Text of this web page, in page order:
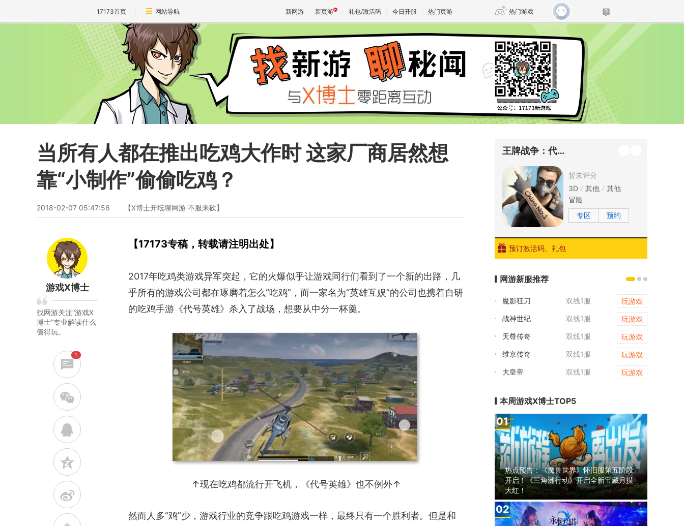
17173首页 网站导航 新网游 新页游 礼包/激活码 今日开服 热门页游 热门游戏
魔兽 DNF 传奇4
剑网3旗舰版 新天龙八部
诛仙世界 新仙侠5
游戏X博士
找网游关注“游戏X
博士”专业解读什么
值得玩。
1
w
q
z
t
当所有人都在推出吃鸡大作时 这家厂商居然想
靠“小制作”偷偷吃鸡？
2018-02-07 05:47:56 【X博士开坛聊网游 不服来砍】
【17173专稿，转载请注明出处】
2017年吃鸡类游戏异军突起，它的火爆似乎让游戏同行们看到了一个新的出路，几
乎所有的游戏公司都在琢磨着怎么“吃鸡”，而一家名为“英雄互娱”的公司也携着自研
的吃鸡手游《代号英雄》杀入了战场，想要从中分一杯羹。
↑现在吃鸡都流行开飞机，《代号英雄》也不例外↑
然而人多“鸡”少，游戏行业的竞争跟吃鸡游戏一样，最终只有一个胜利者。但是和
王牌战争：代号英雄
暂未评分
3D
其他
其他
冒险
专区
预约
预订激活码、礼包
网游新服推荐
魔影狂刀 双线1服
玩游戏
战神世纪
双线1服
玩游戏
天尊传奇
双线1服
玩游戏
维京传奇
双线1服
玩游戏
大皇帝
双线1服 玩游戏
本周游戏X博士TOP5
1
热点预告：《魔兽世界》怀旧服第五阶段
开启！《三角洲行动》开启全新宝藏月摸
大红！
2